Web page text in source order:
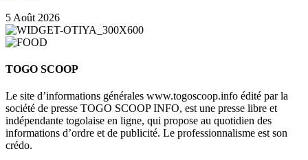
5 Août 2026
TOGO SCOOP
Le site d’informations générales www.togoscoop.info édité par la
société de presse TOGO SCOOP INFO, est une presse libre et
indépendante togolaise en ligne, qui propose au quotidien des
informations d’ordre et de publicité. Le professionnalisme est son
crédo.